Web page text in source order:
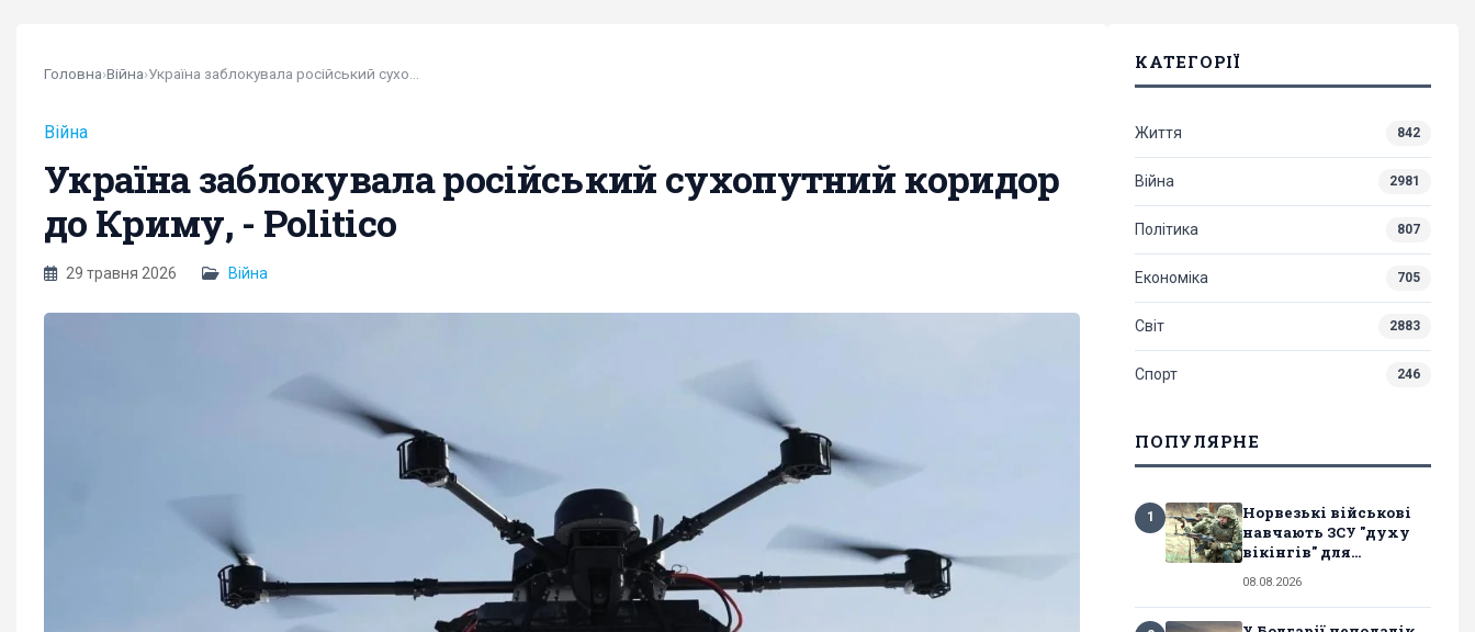
Головна›Війна›
Війна
Україна заблокувала російський сухопутний коридор
до Криму, - Politico
29 травня 2026 Війна
КАТЕГОРІЇ
Життя 842
Війна 2981
Політика 807
Економіка 705
Світ 2883
Спорт 246
ПОПУЛЯРНЕ
1
Норвезькі військові
навчають ЗСУ "духу
вікінгів" для...
08.08.2026